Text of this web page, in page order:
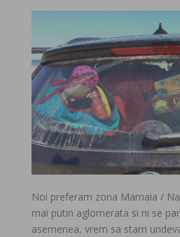
Noi preferam zona Mamaia /
mai putin aglomerata si ni se
asemenea, vrem sa stam